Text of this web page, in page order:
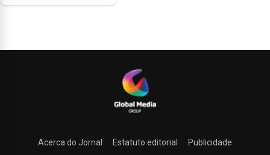
Acerca do Jornal Estatuto editorial Publicidade